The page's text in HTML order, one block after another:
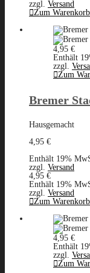
zzgl. Versand
Zum
4,95 €
Enthält
zzgl.
Zum
Bremer
Hausgemacht
4,95 €
Enthält 19%
zzgl. Versand
4,95 €
Enthält 19%
zzgl. Versand
Zum
4,95 €
Enthält
zzgl.
Zum